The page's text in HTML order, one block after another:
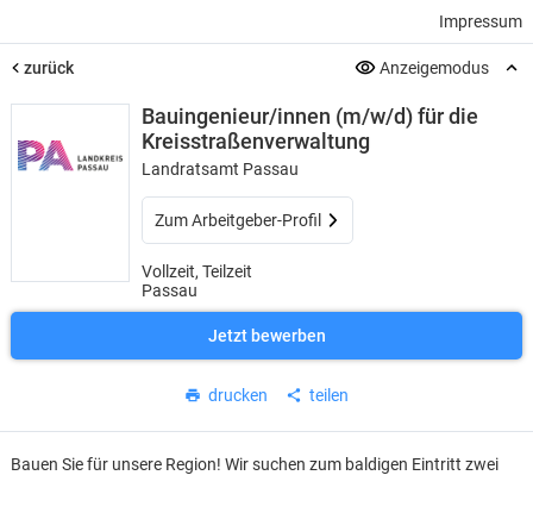
Impressum
zurück Anzeigemodus
Bauingenieur/innen (m/w/d) für die
Kreisstraßenverwaltung
Landratsamt Passau
Zum Arbeitgeber-Profil
Vollzeit, Teilzeit
Passau
Jetzt bewerben
drucken teilen
Bauen Sie für unsere Region! Wir suchen zum baldigen Eintritt zwei